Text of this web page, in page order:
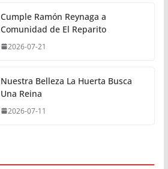
Cumple Ramón Reynaga a
Comunidad de El Reparito
2026-07-21
Nuestra Belleza La Huerta Busca
Una Reina
2026-07-11